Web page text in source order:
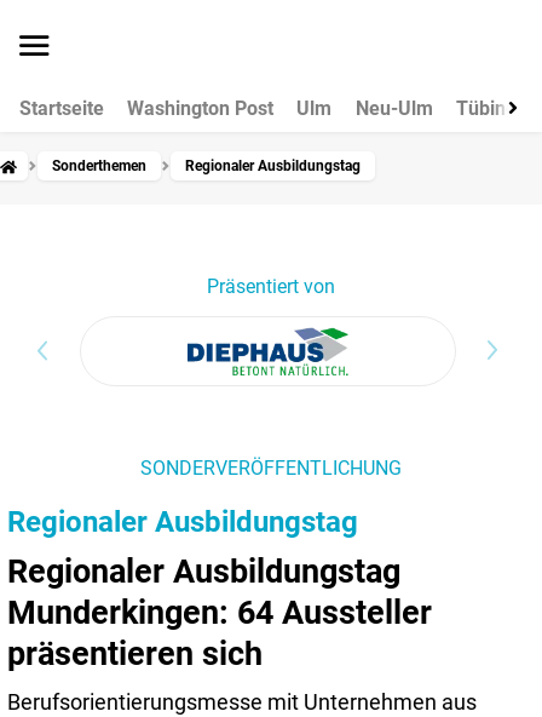
Startseite Washington Post Ulm Neu-Ulm Tübingen
Sonderthemen Regionaler Ausbildungstag
Präsentiert von
SONDERVERÖFFENTLICHUNG
Regionaler Ausbildungstag
Regionaler Ausbildungstag
Munderkingen: 64 Aussteller
präsentieren sich
Berufsorientierungsmesse mit Unternehmen aus